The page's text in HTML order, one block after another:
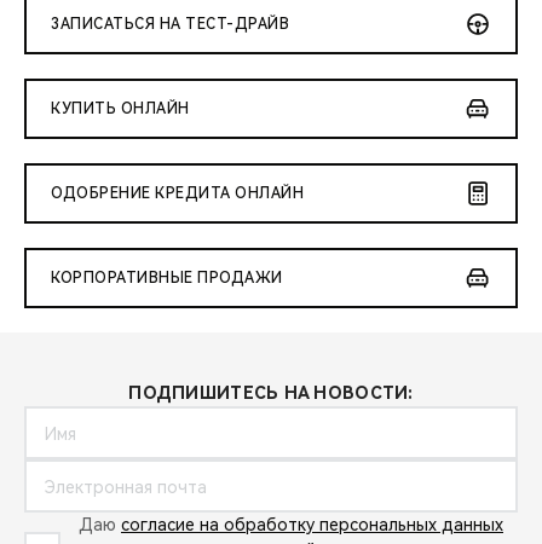
ЗАПИСАТЬСЯ НА ТЕСТ-ДРАЙВ
КУПИТЬ ОНЛАЙН
ОДОБРЕНИЕ КРЕДИТА ОНЛАЙН
КОРПОРАТИВНЫЕ ПРОДАЖИ
ПОДПИШИТЕСЬ НА НОВОСТИ:
Даю согласие на обработку персональных данных